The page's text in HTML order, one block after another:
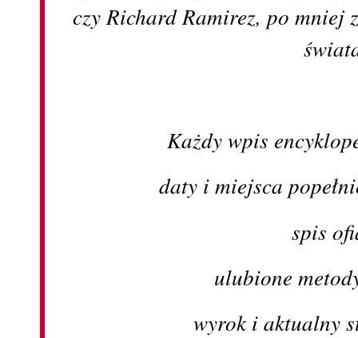
czy Richard Ramirez, po mniej
Każdy wpis
daty i miejsca
spis
ulubione
wyrok i aktualny